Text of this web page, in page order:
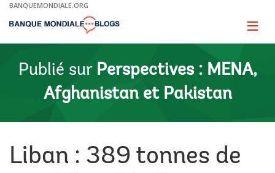
Skip
Main
BANQUEMONDIALE.ORG
Page
Publié sur Perspectives : MENA,
Afghanistan et Pakistan
Liban : 389 tonnes de